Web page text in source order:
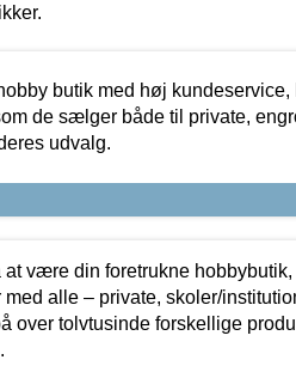
butik med høj kundeservice,
de sælger både til private,
udvalg.
være din foretrukne hobbybutik,
alle – private, skoler/
over tolvtusinde forskellige